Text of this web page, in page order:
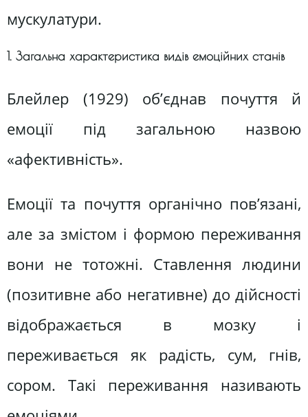
мускулатури.
1. Загальна характеристика видів емоційних станів
Блейлер (1929) об’єднав почуття й
емоції під загальною назвою
«афективність».
Емоції та почуття органічно пов’язані,
але за змістом і формою переживання
вони не тотожні. Ставлення людини
(позитивне або негативне) до дійсності
відображається в мозку і
переживається як радість, сум, гнів,
сором. Такі переживання називають